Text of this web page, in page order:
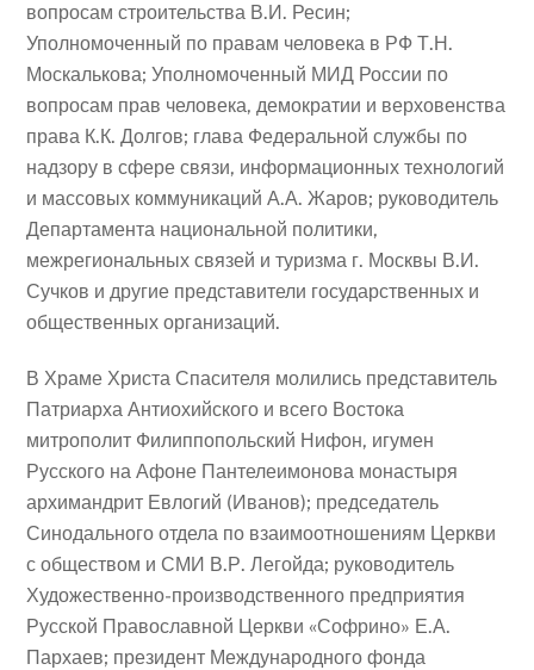
вопросам строительства В.И. Ресин;
Уполномоченный по правам человека в РФ Т.Н.
Москалькова; Уполномоченный МИД России по
вопросам прав человека, демократии и верховенства
права К.К. Долгов; глава Федеральной службы по
надзору в сфере связи, информационных технологий
и массовых коммуникаций А.А. Жаров; руководитель
Департамента национальной политики,
межрегиональных связей и туризма г. Москвы В.И.
Сучков и другие представители государственных и
общественных организаций.
В Храме Христа Спасителя молились представитель
Патриарха Антиохийского и всего Востока
митрополит Филиппопольский Нифон, игумен
Русского на Афоне Пантелеимонова монастыря
архимандрит Евлогий (Иванов); председатель
Синодального отдела по взаимоотношениям Церкви
с обществом и СМИ В.Р. Легойда; руководитель
Художественно-производственного предприятия
Русской Православной Церкви «Софрино» Е.А.
Пархаев; президент Международного фонда